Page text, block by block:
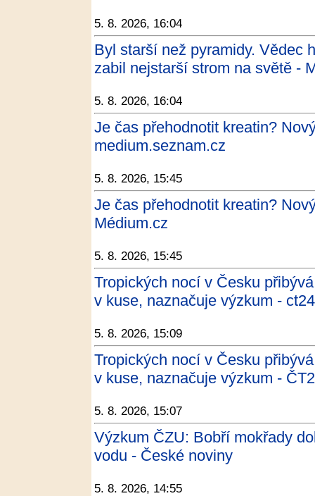
5. 8. 2026, 16:04
Byl starší než pyramidy. Vědec
zabil nejstarší strom na světě -
5. 8. 2026, 16:04
Je čas přehodnotit kreatin?
medium.seznam.cz
5. 8. 2026, 15:45
Je čas přehodnotit kreatin?
Médium.cz
5. 8. 2026, 15:45
Tropických nocí v Česku
v kuse, naznačuje výzkum -
5. 8. 2026, 15:09
Tropických nocí v Česku
v kuse, naznačuje výzkum -
5. 8. 2026, 15:07
Výzkum ČZU: Bobří mokřady
vodu - České noviny
5. 8. 2026, 14:55